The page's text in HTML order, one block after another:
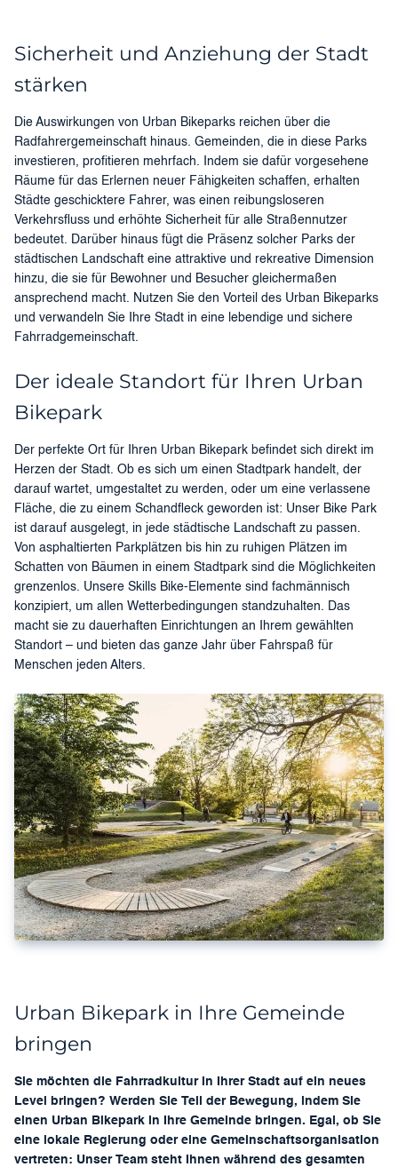
Sicherheit und Anziehung der Stadt
stärken
Die Auswirkungen von Urban Bikeparks reichen über die
Radfahrergemeinschaft hinaus. Gemeinden, die in diese Parks
investieren, profitieren mehrfach. Indem sie dafür vorgesehene
Räume für das Erlernen neuer Fähigkeiten schaffen, erhalten
Städte geschicktere Fahrer, was einen reibungsloseren
Verkehrsfluss und erhöhte Sicherheit für alle Straßennutzer
bedeutet. Darüber hinaus fügt die Präsenz solcher Parks der
städtischen Landschaft eine attraktive und rekreative Dimension
hinzu, die sie für Bewohner und Besucher gleichermaßen
ansprechend macht. Nutzen Sie den Vorteil des Urban Bikeparks
und verwandeln Sie Ihre Stadt in eine lebendige und sichere
Fahrradgemeinschaft.
Der ideale Standort für Ihren Urban
Bikepark
Der perfekte Ort für Ihren Urban Bikepark befindet sich direkt im
Herzen der Stadt. Ob es sich um einen Stadtpark handelt, der
darauf wartet, umgestaltet zu werden, oder um eine verlassene
Fläche, die zu einem Schandfleck geworden ist: Unser Bike Park
ist darauf ausgelegt, in jede städtische Landschaft zu passen.
Von asphaltierten Parkplätzen bis hin zu ruhigen Plätzen im
Schatten von Bäumen in einem Stadtpark sind die Möglichkeiten
grenzenlos. Unsere Skills Bike-Elemente sind fachmännisch
konzipiert, um allen Wetterbedingungen standzuhalten. Das
macht sie zu dauerhaften Einrichtungen an Ihrem gewählten
Standort – und bieten das ganze Jahr über Fahrspaß für
Menschen jeden Alters.
Urban Bikepark in Ihre Gemeinde
bringen
Sie möchten die Fahrradkultur in Ihrer Stadt auf ein neues
Level bringen? Werden Sie Teil der Bewegung, indem Sie
einen Urban Bikepark in Ihre Gemeinde bringen. Egal, ob Sie
eine lokale Regierung oder eine Gemeinschaftsorganisation
vertreten: Unser Team steht Ihnen während des gesamten